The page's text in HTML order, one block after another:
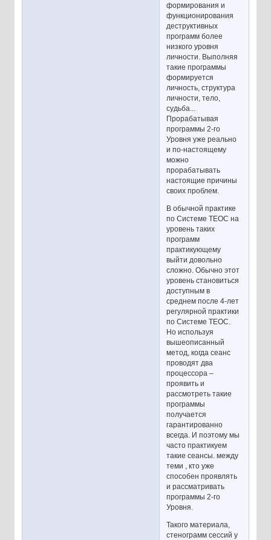
формирования и
функционирования
деструктивных
программ более
низкого уровня
личности. Выполняя
такие программы
формируется
личность, структура
личности, тело,
судьба...
Прорабатывая
программы 2-го
Уровня уже реально
и по-настоящему
можно
прорабатывать
настоящие причины
своих проблем.
В обычной практике
по Системе ТЕОС на
уровень таких
программ
практикующему
выйти довольно
сложно. Обычно этот
уровень становиться
доступным в
среднем после 4-лет
регулярной практики
по Системе ТЕОС.
Но используя
вышеописанный
метод, когда сеанс
проводят два
процессора –
проявить и
рассмотреть такие
программы
получается
гарантированно
всегда. И поэтому мы
часто практикуем
такие сеансы. между
теми , кто уже
способен проявлять
и рассматривать
программы 2-го
Уровня.
Такого материала,
стенограмм сессий у